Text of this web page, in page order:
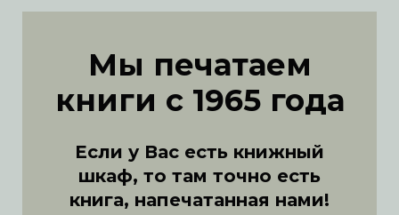
Мы печатаем
книги с 1965 года
Если у Вас есть книжный
шкаф, то там точно есть
книга, напечатанная нами!